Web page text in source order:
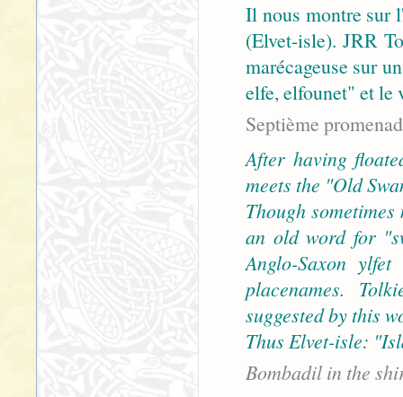
Il nous montre sur
(Elvet-isle). JRR
marécageuse sur
elfe, elfounet" et
Septième
After having
meets the "Old
Though
an old word for
Anglo-Saxon
placenames.
suggested by this
Thus Elvet-isle:
Bombadil in the